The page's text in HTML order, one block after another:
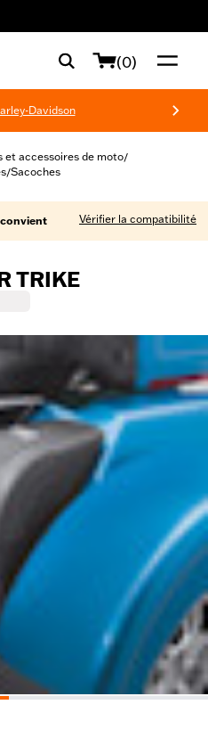
(0)
Davidson
et accessoires de moto/
/Sacoches
Vérifier la compatibilité
TRIKE